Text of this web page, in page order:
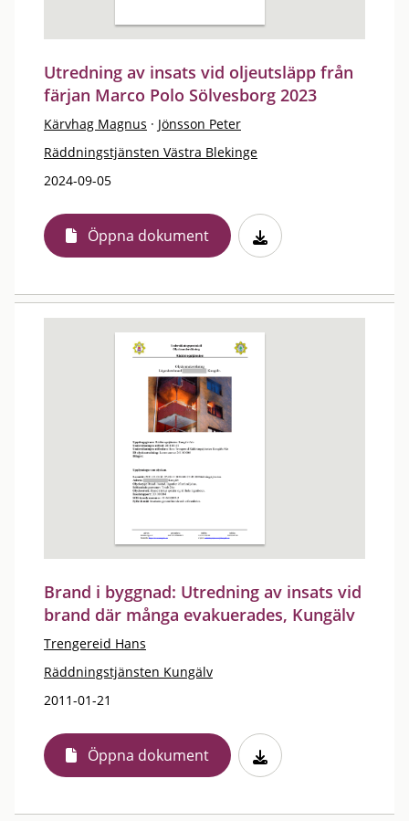
Utredning av insats vid oljeutsläpp från
färjan Marco Polo Sölvesborg 2023
Kärvhag Magnus · Jönsson Peter
Räddningstjänsten Västra Blekinge
2024-09-05
Öppna dokument
Brand i byggnad: Utredning av insats vid
brand där många evakuerades, Kungälv
Trengereid Hans
Räddningstjänsten Kungälv
2011-01-21
Öppna dokument